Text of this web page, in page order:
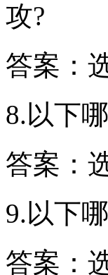
攻?
答案：
8.以下
答案：
9.以下
答案：